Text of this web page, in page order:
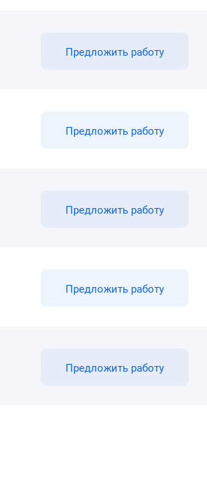
Предложить работу
Предложить работу
Предложить работу
Предложить работу
Предложить работу